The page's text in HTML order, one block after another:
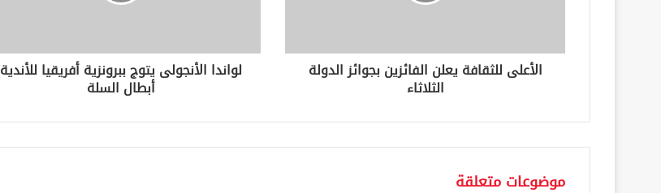
ن
الأعلى للثقافة يعلن الفائزين بجوائز الدولة
الثلاثاء
لواندا الأنجولى يتوج ببرونزية أفريقيا للأندية
أبطال السلة
موضوعات متعلقة